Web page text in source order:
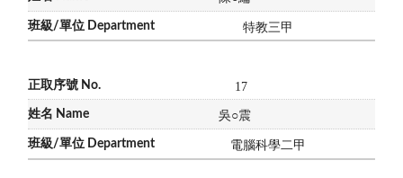
特教三甲
17
吳○震
電腦科學二甲